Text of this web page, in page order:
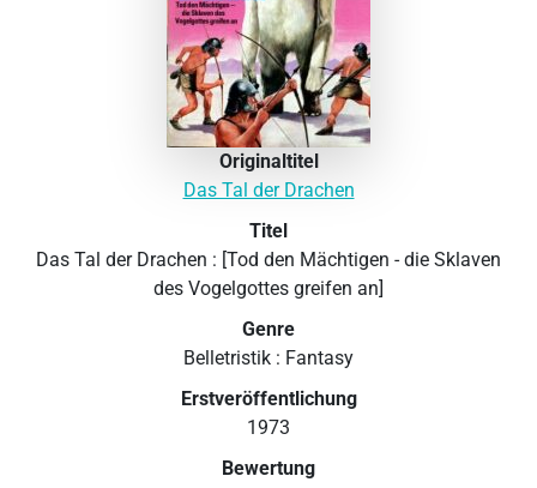
Originaltitel
Das Tal der Drachen
Titel
Das Tal der Drachen : [Tod den Mächtigen - die Sklaven
des Vogelgottes greifen an]
Genre
Belletristik : Fantasy
Erstveröffentlichung
1973
Bewertung